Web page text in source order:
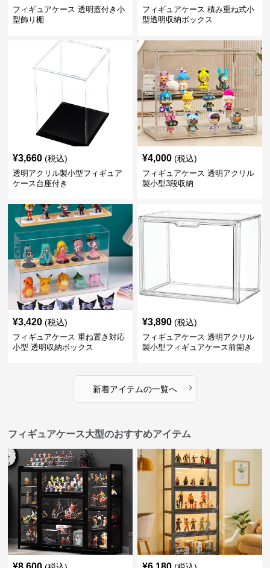
フィギュアケース 透明蓋付き小
型飾り棚
フィギュアケース 積み重ね式小
型透明収納ボックス
¥3,660 (税込)
透明アクリル製小型フィギュア
ケース台座付き
¥4,000 (税込)
フィギュアケース 透明アクリル
製小型3段収納
¥3,420 (税込)
フィギュアケース 重ね置き対応
小型 透明収納ボックス
¥3,890 (税込)
フィギュアケース 透明アクリル
製小型フィギュアケース前開き
新着アイテムの一覧へ ›
フィギュアケース大型のおすすめアイテム